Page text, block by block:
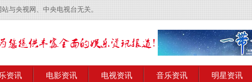
与央视网、中央电视台无关。
资讯 电影资讯 电视资讯 音乐资讯 明星资讯